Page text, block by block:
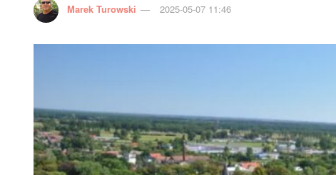
Marek Turowski 2025-05-07 11:46